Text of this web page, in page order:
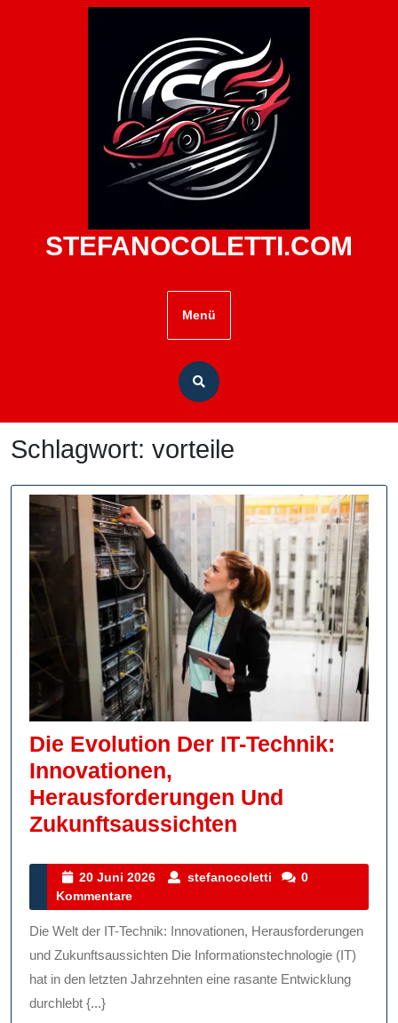
STEFANOCOLETTI.COM
Menü
Schlagwort: vorteile
Die Evolution Der IT-Technik:
Innovationen,
Herausforderungen Und
Zukunftsaussichten
Der
Technik:
Innovationen,
20 Juni 2026
20
2026
stefanocoletti stefanocoletti
0
Kommentare
Die Welt der IT-Technik: Innovationen, Herausforderungen
und Zukunftsaussichten Die Informationstechnologie (IT)
hat in den letzten Jahrzehnten eine rasante Entwicklung
durchlebt {...}